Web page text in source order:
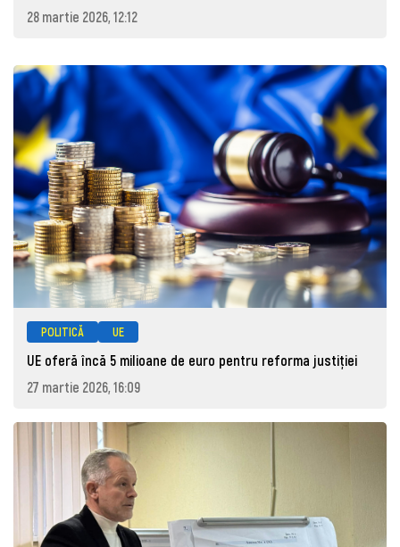
28 martie 2026, 12:12
POLITICĂ UE
UE oferă încă 5 milioane de euro pentru reforma justiției
27 martie 2026, 16:09